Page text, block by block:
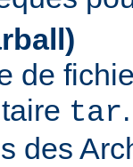
de
tar
des